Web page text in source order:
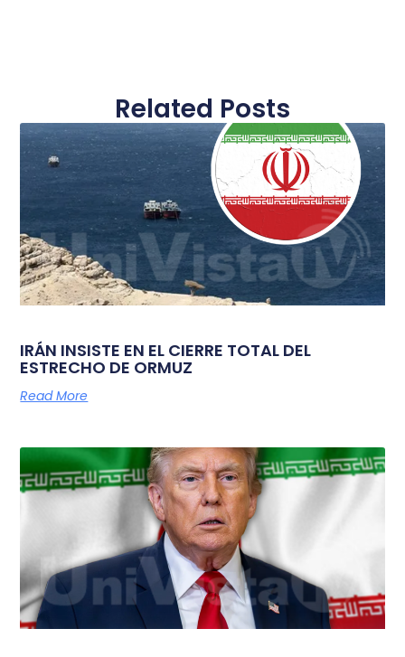
Related Posts
IRÁN INSISTE EN EL CIERRE TOTAL DEL
ESTRECHO DE ORMUZ
Read More